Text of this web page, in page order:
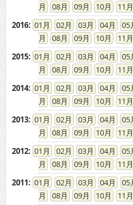
08
09 10 11
2016: 01 02 03 04 05
08
09 10 11
2015: 01 02 03 04 05
08
09 10 11
2014: 01 02 03 04 05
08
09 10 11
2013: 01 02 03 04 05
08
09 10 11
2012: 01 02 03 04 05
08
09 10 11
2011: 01 02 03 04 05
08
09 10 11